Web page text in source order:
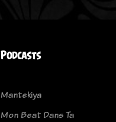
Podcasts
Mantekiya
Mon Beat Dans Ta